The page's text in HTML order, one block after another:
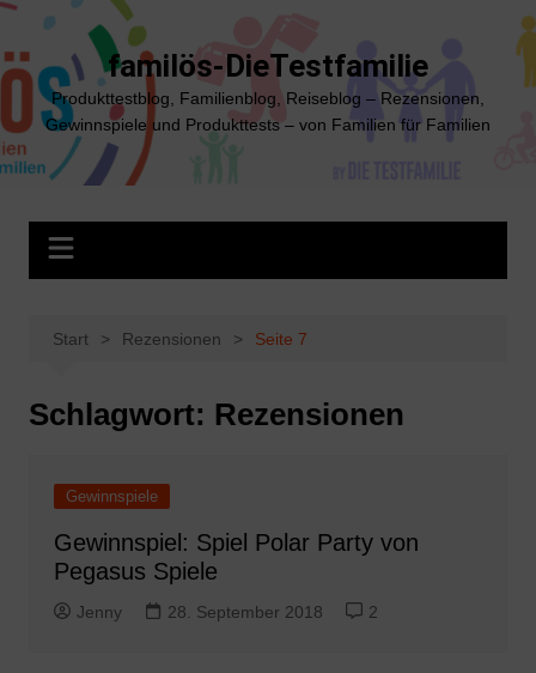
Zum
springen
familös-DieTestfamilie
Produkttestblog, Familienblog, Reiseblog – Rezensionen,
Gewinnspiele und Produkttests – von Familien für Familien
Start Rezensionen Seite 7
Schlagwort: Rezensionen
Gewinnspiele
Gewinnspiel: Spiel Polar Party von
Pegasus Spiele
Jenny 28. September 2018 2